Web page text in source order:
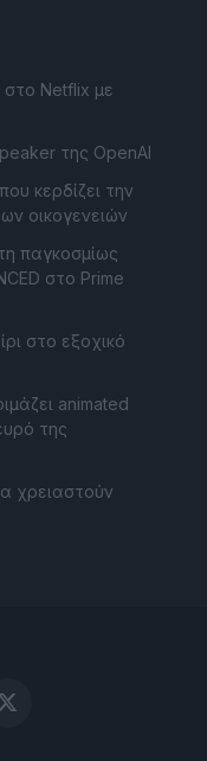
στο Netflix με
της OpenAI
κερδίζει την
οικογενειών
παγκοσμίως
στο Prime
στο εξοχικό
animated
της
χρειαστούν
X